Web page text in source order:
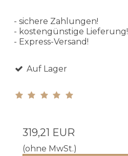
- sichere Zahlungen!
- kostengünstige Lieferung!
- Express-Versand!
Auf Lager
319,21 EUR
(ohne MwSt.)